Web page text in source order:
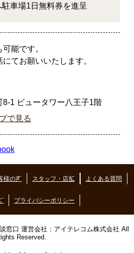
車場1日無料券を進呈
能です。
てお願いいたします。
1 ビュータワー八王子1階
で見る
様の声 スタッフ・店舗 よくある質問
プライバシーポリシー
窓口 運営会社：アイテレコム株式会社 All
Reserved.